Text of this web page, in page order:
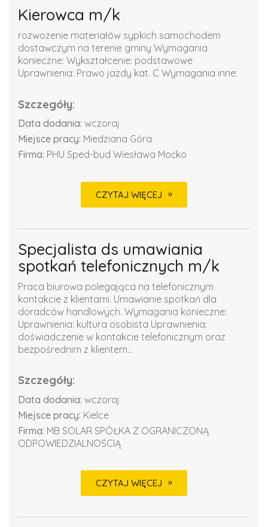
Kierowca m/k
rozwożenie materiałów sypkich samochodem
dostawczym na terenie gminy Wymagania
konieczne: Wykształcenie: podstawowe
Uprawnienia: Prawo jazdy kat. C Wymagania inne:
Szczegóły:
Data dodania: wczoraj
Miejsce pracy: Miedziana Góra
Firma: PHU Sped-bud Wiesława Moćko
CZYTAJ WIĘCEJ
Specjalista ds umawiania
spotkań telefonicznych m/k
Praca biurowa polegająca na telefonicznym
kontakcie z klientami. Umawianie spotkań dla
doradców handlowych. Wymagania konieczne:
Uprawnienia: kultura osobista Uprawnienia:
doświadczenie w kontakcie telefonicznym oraz
bezpośrednim z klientem...
Szczegóły:
Data dodania: wczoraj
Miejsce pracy: Kielce
Firma: MB SOLAR SPÓŁKA Z OGRANICZONĄ
ODPOWIEDZIALNOŚCIĄ
CZYTAJ WIĘCEJ